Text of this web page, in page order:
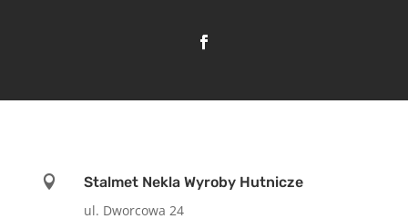

Stalmet Nekla Wyroby Hutnicze
ul. Dworcowa 24